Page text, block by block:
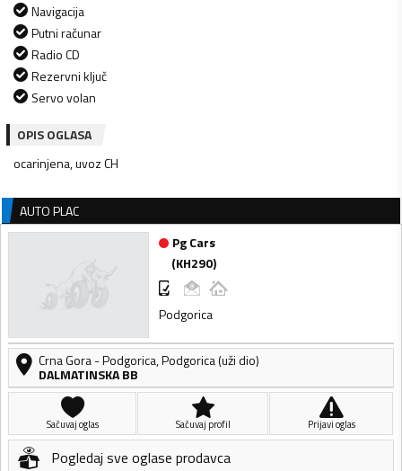
Navigacija
Putni računar
Radio CD
Rezervni ključ
Servo volan
OPIS OGLASA
ocarinjena, uvoz CH
AUTO PLAC
Pg Cars
(KH290)
Podgorica
Crna Gora-Podgorica,Podgorica (uži dio)
DALMATINSKA BB
Sačuvaj oglas Sačuvaj profil Prijavi oglas
Pogledaj sve oglase prodavca